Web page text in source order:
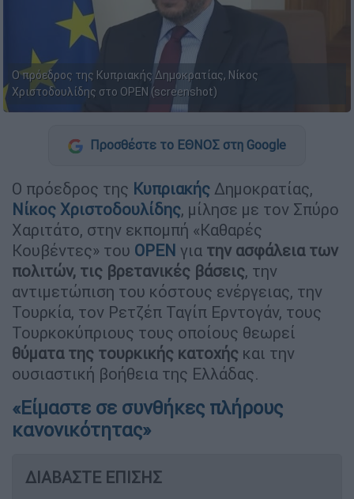
Ο πρόεδρος της Κυπριακής Δημοκρατίας, Νίκος
Χριστοδουλίδης στο OPEN (screenshot)
Προσθέστε το ΕΘΝΟΣ στη Google
Ο πρόεδρος της Κυπριακής Δημοκρατίας,
Νίκος Χριστοδουλίδης, μίλησε με τον Σπύρο
Χαριτάτο, στην εκπομπή «Καθαρές
Κουβέντες» του OPEN για την ασφάλεια των
πολιτών, τις βρετανικές βάσεις, την
αντιμετώπιση του κόστους ενέργειας, την
Τουρκία, τον Ρετζέπ Ταγίπ Ερντογάν, τους
Τουρκοκύπριους τους οποίους θεωρεί
θύματα της τουρκικής κατοχής και την
ουσιαστική βοήθεια της Ελλάδας.
«Είμαστε σε συνθήκες πλήρους
κανονικότητας»
ΔΙΑΒΑΣΤΕ ΕΠΙΣΗΣ